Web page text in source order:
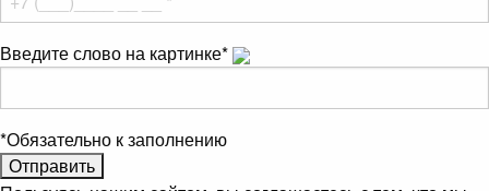
Введите слово на картинке*
*Обязательно к заполнению